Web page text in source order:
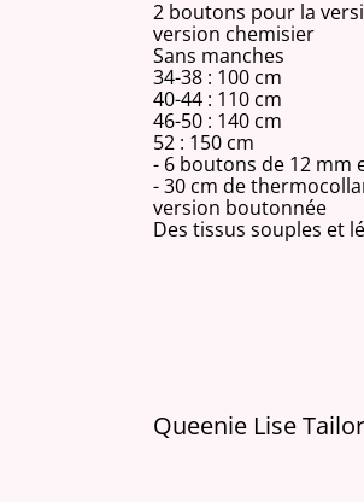
2 boutons pour la
version chemisier
Sans manches
34-38 : 100 cm
40-44 : 110 cm
46-50 : 140 cm
52 : 150 cm
- 6 boutons de 12
- 30 cm de
version boutonnée
Des tissus souples et
Queenie Lise Tailor